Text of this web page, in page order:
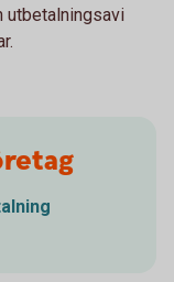
utbetalningsavi